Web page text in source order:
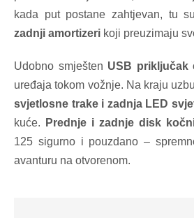
kada put postane zahtjevan, tu
zadnji amortizeri koji preuzimaju
Udobno smješten USB priključak
uređaja tokom vožnje. Na kraju
svjetlosne trake i zadnja LED
kuće.
Prednje i zadnje disk
125 sigurno i pouzdano –
avanturu na otvorenom.